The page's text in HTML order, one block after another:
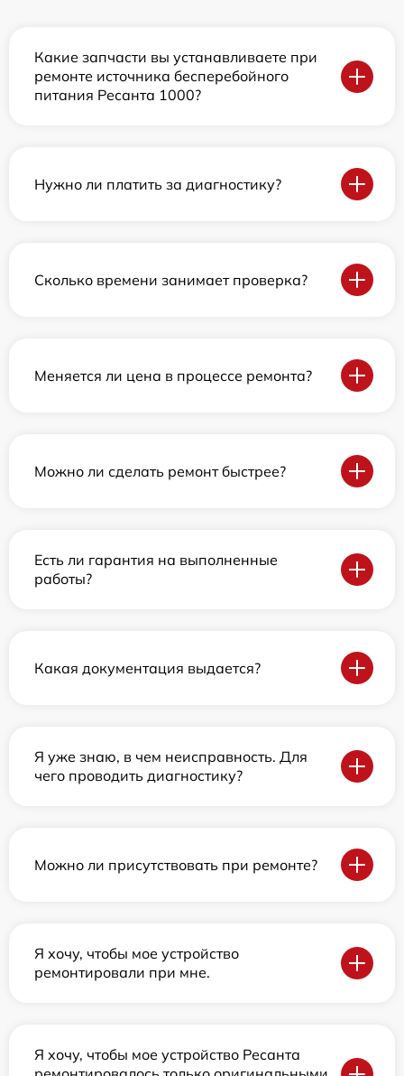
Какие запчасти вы устанавливаете при
ремонте источника бесперебойного
питания Ресанта 1000?
Нужно ли платить за диагностику?
Сколько времени занимает проверка?
Меняется ли цена в процессе ремонта?
Можно ли сделать ремонт быстрее?
Есть ли гарантия на выполненные
работы?
Какая документация выдается?
Я уже знаю, в чем неисправность. Для
чего проводить диагностику?
Можно ли присутствовать при ремонте?
Я хочу, чтобы мое устройство
ремонтировали при мне.
Я хочу, чтобы мое устройство Ресанта